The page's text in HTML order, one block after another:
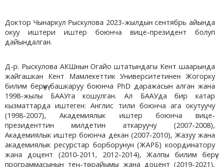
Доктор Чынаркул Рыскулова 2023-жылдын сентябрь айында
окуу иштери иштер боюнча вице-президент болуп
дайындалган.
Д-р. Рыскулова АКШнын Огайо штатындагы Кент шаарында
жайгашкан Кент Мамлекеттик Университетинен Жогорку
билим берүүнү башкаруу боюнча PhD даражасын алган жана
1998-жылы БААУга кошулган. Ал БААУда бир катар
кызматтарда иштеген: Англис тили боюнча ага окутуучу
(1998-2007), Академиялык иштер боюнча вице-
президенттин милдетин аткаруучу (2007-2008),
Академиялык иштер боюнча декан (2007-2010), Жазуу жана
академиялык ресурстар борборунун (ЖАРБ) координатору
жана доцент (2010-2011, 2012-2014), Жалпы билим берүү
программасынын тең-төрайымы жана доцент (2019-2021),